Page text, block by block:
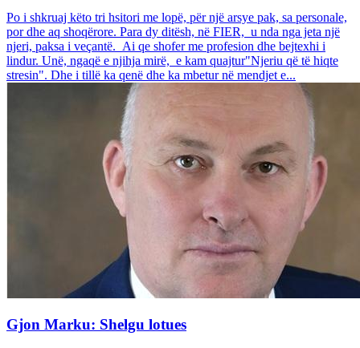
Po i shkruaj këto tri hsitori me lopë, për një arsye pak, sa personale,
por dhe aq shoqërore. Para dy ditësh, në FIER, u nda nga jeta një
njeri, paksa i veçantë. Ai qe shofer me profesion dhe bejtexhi i
lindur. Unë, ngaqë e njihja mirë, e kam quajtur"Njeriu që të hiqte
stresin". Dhe i tillë ka qenë dhe ka mbetur në mendjet e...
Gjon Marku: Shelgu lotues